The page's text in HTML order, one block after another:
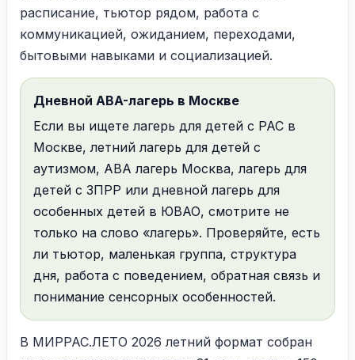
расписание, тьютор рядом, работа с
коммуникацией, ожиданием, переходами,
бытовыми навыками и социализацией.
Дневной ABA-лагерь в Москве
Если вы ищете лагерь для детей с РАС в
Москве, летний лагерь для детей с
аутизмом, ABA лагерь Москва, лагерь для
детей с ЗПРР или дневной лагерь для
особенных детей в ЮВАО, смотрите не
только на слово «лагерь». Проверяйте, есть
ли тьютор, маленькая группа, структура
дня, работа с поведением, обратная связь и
понимание сенсорных особенностей.
В МИРРАС.ЛЕТО 2026 летний формат собран